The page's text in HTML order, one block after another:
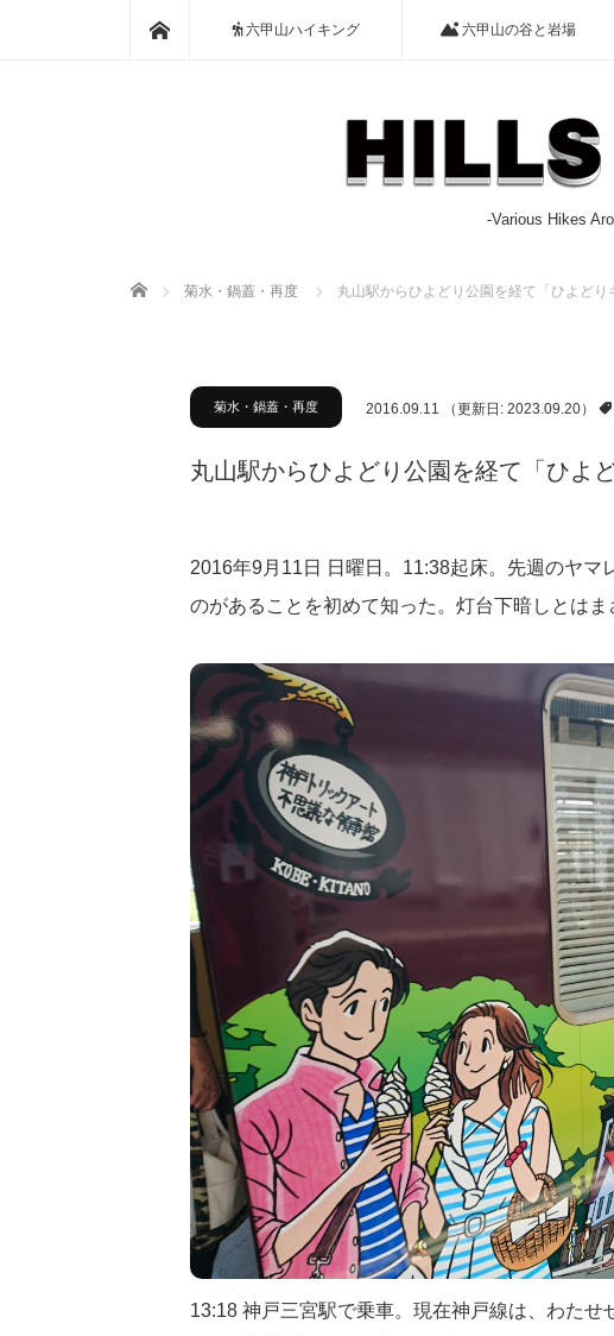
ホーム六甲山ハイキング 六甲山の谷と岩場
-Various Hikes
ホーム 菊水・鍋蓋・再度 丸山駅からひよどり公園を経て「ひよどり
菊水・鍋蓋・再度 2016.09.11 （更新日: 2023.09.20）
丸山駅からひよどり公園を経て「ひよ
2016年9月11日 日曜日。11:38起床。先週のヤ
のがあることを初めて知った。灯台下暗しとは
13:18 神戸三宮駅で乗車。現在神戸線は、わたせ